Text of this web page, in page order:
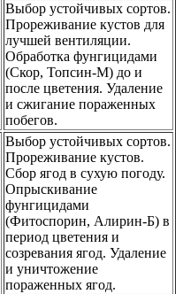
Выбор устойчивых сортов.
Прореживание кустов для
лучшей вентиляции.
Обработка фунгицидами
(Скор, Топсин-М) до и
после цветения. Удаление
и сжигание пораженных
побегов.
Выбор устойчивых сортов.
Прореживание кустов.
Сбор ягод в сухую погоду.
Опрыскивание
фунгицидами
(Фитоспорин, Алирин-Б) в
период цветения и
созревания ягод. Удаление
и уничтожение
пораженных ягод.